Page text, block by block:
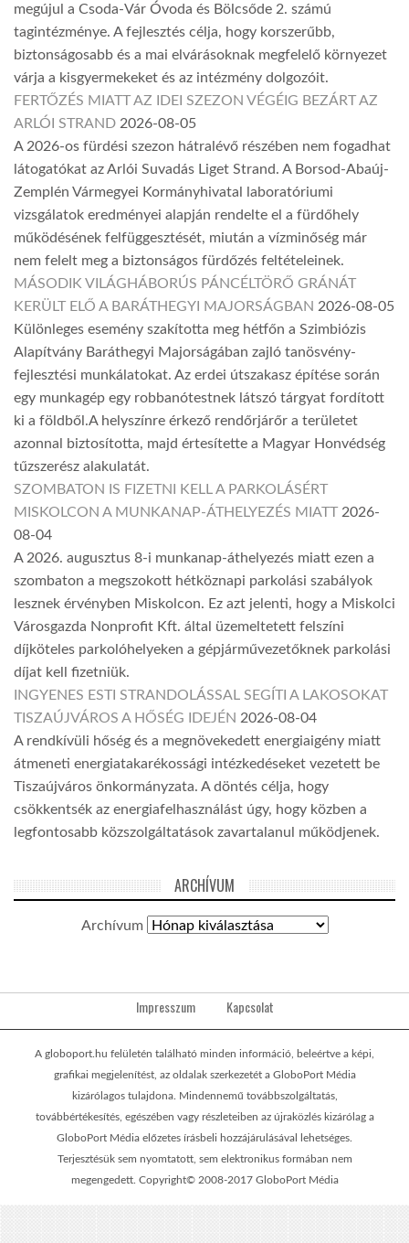
megújul a Csoda-Vár Óvoda és Bölcsőde 2. számú
tagintézménye. A fejlesztés célja, hogy korszerűbb,
biztonságosabb és a mai elvárásoknak megfelelő környezet
várja a kisgyermekeket és az intézmény dolgozóit.
FERTŐZÉS MIATT AZ IDEI SZEZON VÉGÉIG BEZÁRT AZ
ARLÓI STRAND 2026-08-05
A 2026-os fürdési szezon hátralévő részében nem fogadhat
látogatókat az Arlói Suvadás Liget Strand. A Borsod-Abaúj-
Zemplén Vármegyei Kormányhivatal laboratóriumi
vizsgálatok eredményei alapján rendelte el a fürdőhely
működésének felfüggesztését, miután a vízminőség már
nem felelt meg a biztonságos fürdőzés feltételeinek.
MÁSODIK VILÁGHÁBORÚS PÁNCÉLTÖRŐ GRÁNÁT
KERÜLT ELŐ A BARÁTHEGYI MAJORSÁGBAN 2026-08-05
Különleges esemény szakította meg hétfőn a Szimbiózis
Alapítvány Baráthegyi Majorságában zajló tanösvény-
fejlesztési munkálatokat. Az erdei útszakasz építése során
egy munkagép egy robbanótestnek látszó tárgyat fordított
ki a földből.A helyszínre érkező rendőrjárőr a területet
azonnal biztosította, majd értesítette a Magyar Honvédség
tűzszerész alakulatát.
SZOMBATON IS FIZETNI KELL A PARKOLÁSÉRT
MISKOLCON A MUNKANAP-ÁTHELYEZÉS MIATT 2026-
08-04
A 2026. augusztus 8-i munkanap-áthelyezés miatt ezen a
szombaton a megszokott hétköznapi parkolási szabályok
lesznek érvényben Miskolcon. Ez azt jelenti, hogy a Miskolci
Városgazda Nonprofit Kft. által üzemeltetett felszíni
díjköteles parkolóhelyeken a gépjárművezetőknek parkolási
díjat kell fizetniük.
INGYENES ESTI STRANDOLÁSSAL SEGÍTI A LAKOSOKAT
TISZAÚJVÁROS A HŐSÉG IDEJÉN 2026-08-04
A rendkívüli hőség és a megnövekedett energiaigény miatt
átmeneti energiatakarékossági intézkedéseket vezetett be
Tiszaújváros önkormányzata. A döntés célja, hogy
csökkentsék az energiafelhasználást úgy, hogy közben a
legfontosabb közszolgáltatások zavartalanul működjenek.
ARCHÍVUM
Archívum
Impresszum Kapcsolat
A globoport.hu felületén található minden információ, beleértve a képi,
grafikai megjelenítést, az oldalak szerkezetét a GloboPort Média
kizárólagos tulajdona. Mindennemű továbbszolgáltatás,
továbbértékesítés, egészében vagy részleteiben az újraközlés kizárólag a
GloboPort Média előzetes írásbeli hozzájárulásával lehetséges.
Terjesztésük sem nyomtatott, sem elektronikus formában nem
megengedett. Copyright© 2008-2017 GloboPort Média